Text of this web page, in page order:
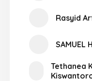
Rasyid
SAMUEL
Tethanea